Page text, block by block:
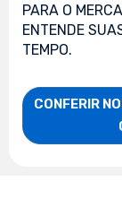
PARA O
ENTENDE
TEMPO.
CONFERIR